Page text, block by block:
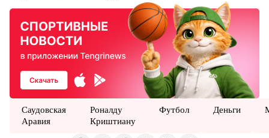
Саудовская
Аравия
Роналду
Криштиану
Футбол Деньги